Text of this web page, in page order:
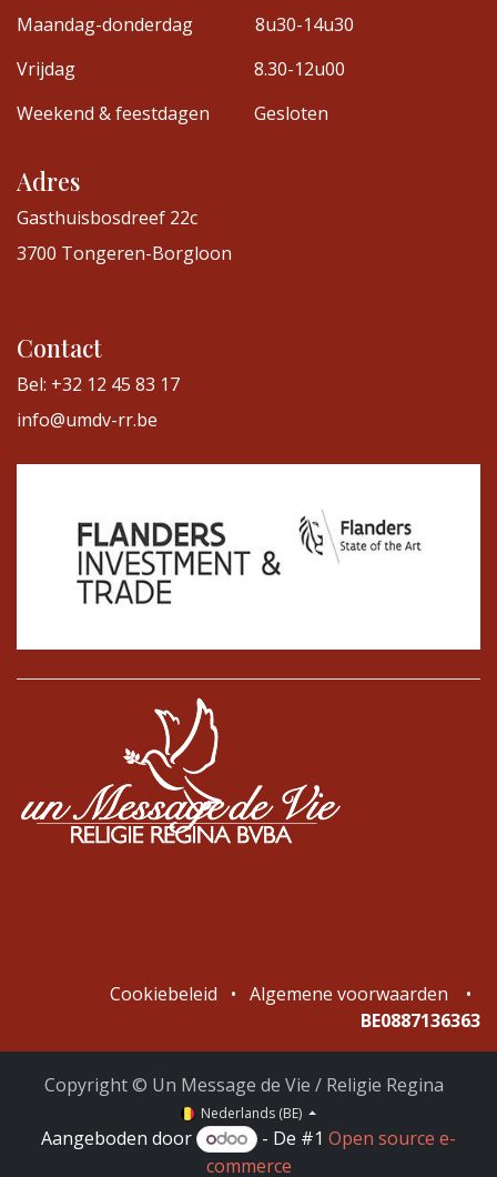
Maandag-donderdag
8u30-14u30
Vrijdag
8.30-12u00
Weekend & feestdagen
Gesloten
Adres
Gasthuisbosdreef 22c
3700 Tongeren-Borgloon
Contact
Bel: +32 12 45 83 17
info@umdv-rr.be
Cookiebeleid • Algemene voorwaarden
•
BE0887136363
Copyright © Un Message de Vie / Religie Regina
Nederlands (BE)
Aangeboden door - De #1 Open source e-
commerce